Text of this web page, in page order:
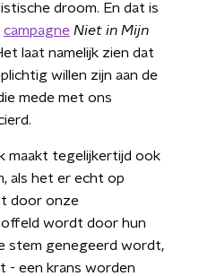
droom. En dat is
campagne Niet in Mijn
laat namelijk zien dat
willen zijn aan de
mede met ons
maakt tegelijkertijd ook
als het er echt op
door onze
wordt door hun
stem genegeerd wordt,
- een krans worden